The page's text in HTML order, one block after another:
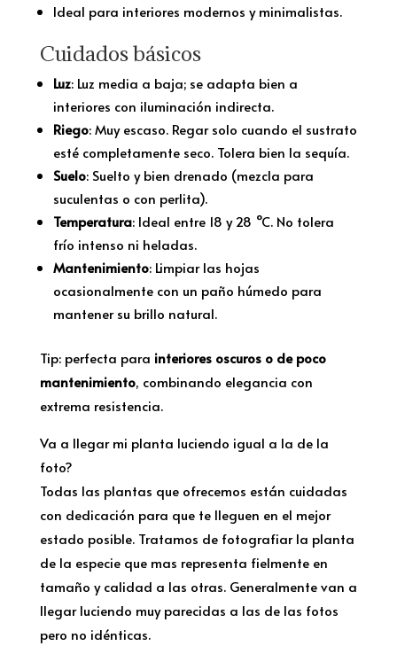
Ideal para interiores modernos y minimalistas.
Cuidados básicos
Luz: Luz media a baja; se adapta bien a
interiores con iluminación indirecta.
Riego: Muy escaso. Regar solo cuando el sustrato
esté completamente seco. Tolera bien la sequía.
Suelo: Suelto y bien drenado (mezcla para
suculentas o con perlita).
Temperatura: Ideal entre 18 y 28 °C. No tolera
frío intenso ni heladas.
Mantenimiento: Limpiar las hojas
ocasionalmente con un paño húmedo para
mantener su brillo natural.
Tip: perfecta para interiores oscuros o de poco
mantenimiento, combinando elegancia con
extrema resistencia.
Va a llegar mi planta luciendo igual a la de la
foto?
Todas las plantas que ofrecemos están cuidadas
con dedicación para que te lleguen en el mejor
estado posible. Tratamos de fotografiar la planta
de la especie que mas representa fielmente en
tamaño y calidad a las otras. Generalmente van a
llegar luciendo muy parecidas a las de las fotos
pero no idénticas.